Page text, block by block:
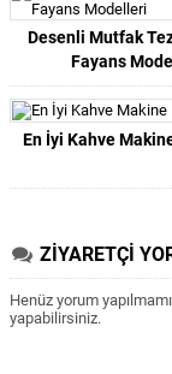
Desenli Mutfak
Fayans
En İyi Kahve
ZİYARETÇİ
Henüz yorum
yapabilirsiniz.